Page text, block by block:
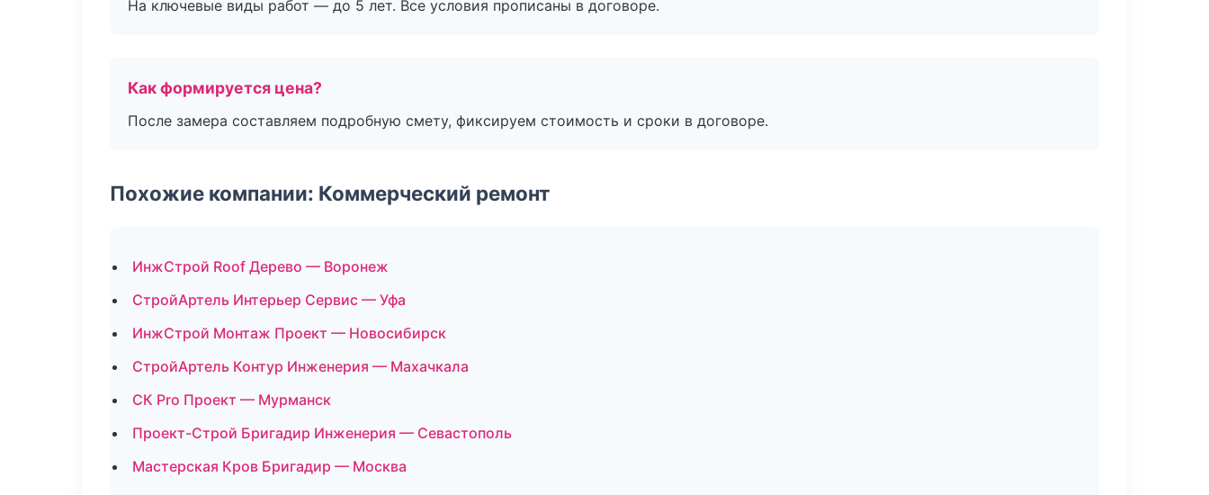
На ключевые виды работ — до 5 лет. Все условия прописаны в договоре.
Как формируется цена?
После замера составляем подробную смету, фиксируем стоимость и сроки в договоре.
Похожие компании: Коммерческий ремонт
ИнжСтрой Roof Дерево — Воронеж
СтройАртель Интерьер Сервис — Уфа
ИнжСтрой Монтаж Проект — Новосибирск
СтройАртель Контур Инженерия — Махачкала
СК Pro Проект — Мурманск
Проект-Строй Бригадир Инженерия — Севастополь
Мастерская Кров Бригадир — Москва